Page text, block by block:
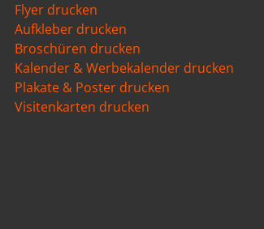
Flyer drucken
Aufkleber drucken
Broschüren drucken
Kalender & Werbekalender drucken
Plakate & Poster drucken
Visitenkarten drucken